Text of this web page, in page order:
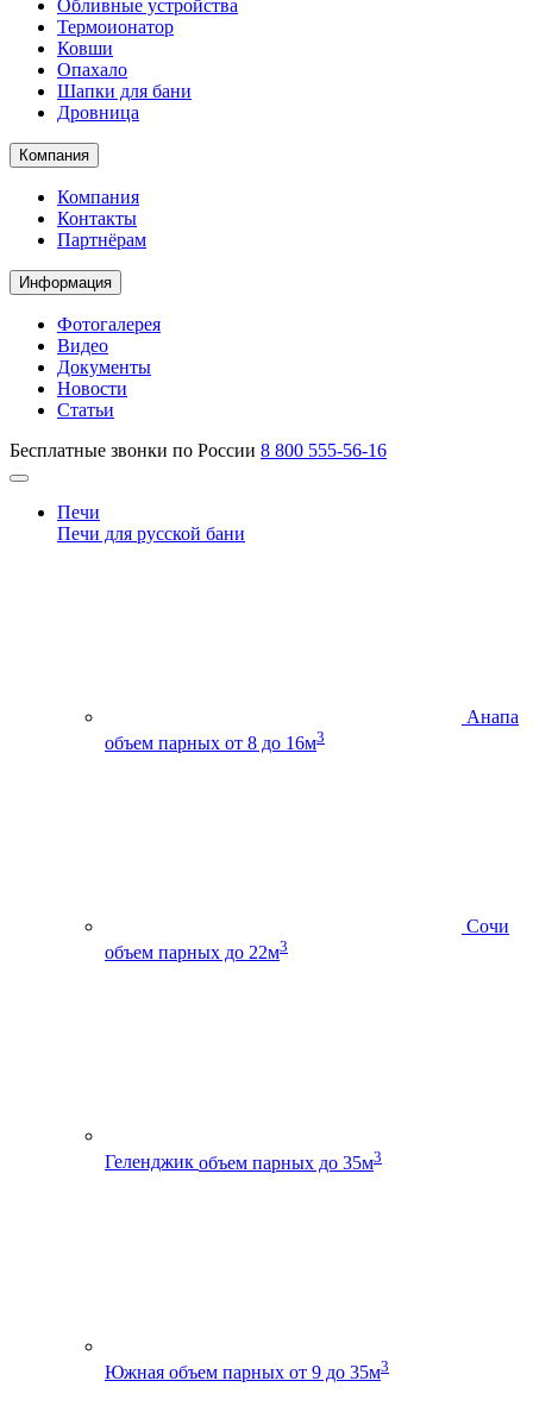
Обливные устройства
Термоионатор
Ковши
Опахало
Шапки для бани
Дровница
Компания
Компания
Контакты
Партнёрам
Информация
Фотогалерея
Видео
Документы
Новости
Статьи
Бесплатные звонки по России 8 800 555-56-16
Печи
Печи для русской бани
Анапа
объем парных от 8 до 16м3
Сочи
объем парных до 22м3
Геленджик объем парных до 35м3
Южная объем парных от 9 до 35м3